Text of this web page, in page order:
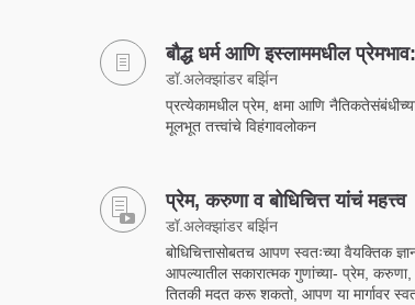
बौद्ध धर्म आणि इस्लाममधील
डॉ.अलेक्झांडर बर्झिन
प्रत्येकामधील प्रेम, क्षमा आणि
मूलभूत तत्त्वांचे विहंगावलोकन
प्रेम, करुणा व बोधिचित्त यांचं महत्त्व
डॉ.अलेक्झांडर बर्झिन
बोधिचित्तासोबतच आपण स्वतःच्या वैयक्तिक
आपल्यातील सकारात्मक गुणांच्या- प्रेम,
तितकी मदत करू शकतो, आपण या मार्गावर